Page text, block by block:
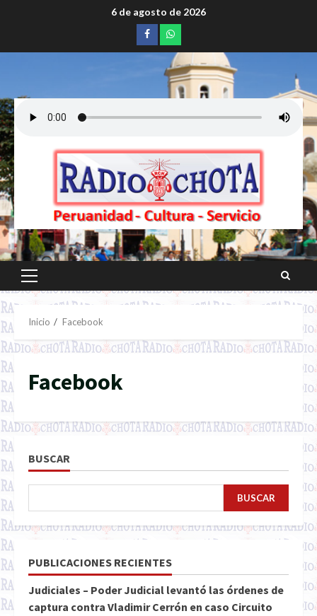
6 de agosto de 2026
Facebookwhatsapp
Menú
principal
Inicio Facebook
Facebook
BUSCAR
BUSCAR
PUBLICACIONES RECIENTES
Judiciales – Poder Judicial levantó las órdenes de
captura contra Vladimir Cerrón en caso Circuito